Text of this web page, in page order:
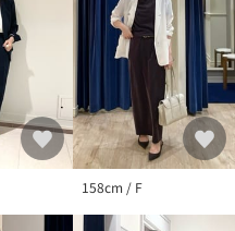
オススメです！
れるようになります。
当たり具合で色味が違って
をご参照下さい。
に表示出来るよう努めてお
特性により、実際の商品と
合があります。
158cm / F